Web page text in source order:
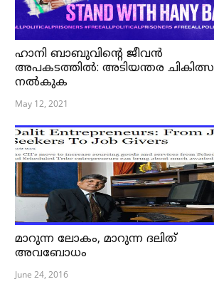
ഹാനി ബാബുവിന്റെ ജീവൻ
അപകടത്തിൽ: അടിയന്തര ചികിത്സ
നൽകുക
May 12, 2021
മാറുന്ന ലോകം, മാറുന്ന ദലിത്
അവബോധം
June 24, 2016